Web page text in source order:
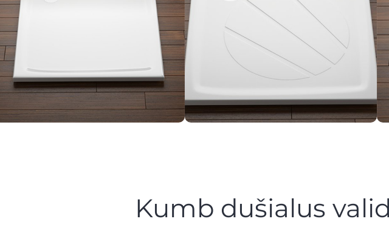
Kumb dušialus